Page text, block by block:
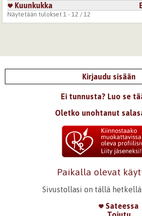
Kuunkukka
Näytetään tulokset 1 - 12 / 12
Kirjaudu sisään
Ei tunnusta? Luo se
Oletko unohtanut
Paikalla olevat
Sivustollasi on tällä hetkellä
Sateessa